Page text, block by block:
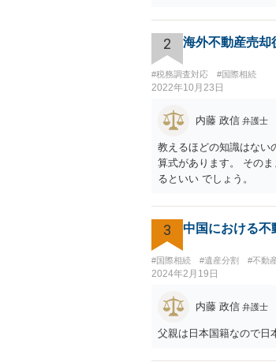
2 海外不動産売却
#税務調査対応 #国際相続
2022年10月23日
内藤 政信 弁護士
教えるほどの知識はない
算式があります。 その
るといい でしょう。
3 中国における不
#国際相続 #遺産分割 #不動
2024年2月19日
内藤 政信 弁護士
父親は日本国籍なので日